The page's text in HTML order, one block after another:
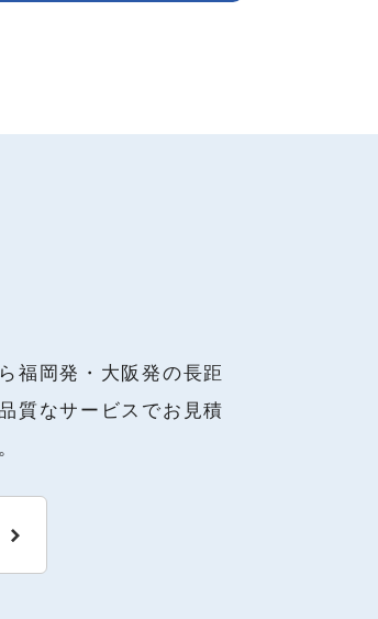
福岡発・大阪発の長距
質なサービスでお見積